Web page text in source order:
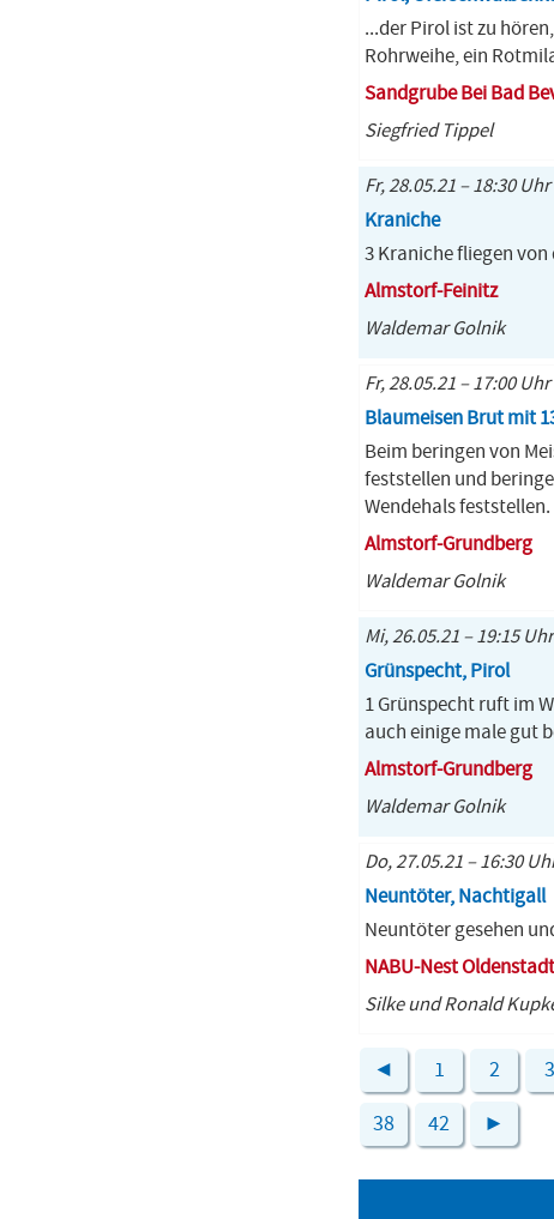
...der Pirol ist zu
Rohrweihe, ein
Sandgrube Bei Bad
Siegfried Tippel
Fr, 28.05.21 – 18:30 Uhr
Kraniche
3 Kraniche fliegen von
Almstorf-Feinitz
Waldemar Golnik
Fr, 28.05.21 – 17:00 Uhr
Blaumeisen Brut mit
Beim beringen von
feststellen und
Wendehals feststellen.
Almstorf-Grundberg
Waldemar Golnik
Mi, 26.05.21 – 19:15 Uhr
Grünspecht, Pirol
1 Grünspecht ruft im
auch einige male gut
Almstorf-Grundberg
Waldemar Golnik
Do, 27.05.21 – 16:30
Neuntöter, Nachtigall
Neuntöter gesehen
NABU-Nest Oldenstadt
Silke und Ronald
◄ 1 2 3
38 42 ►